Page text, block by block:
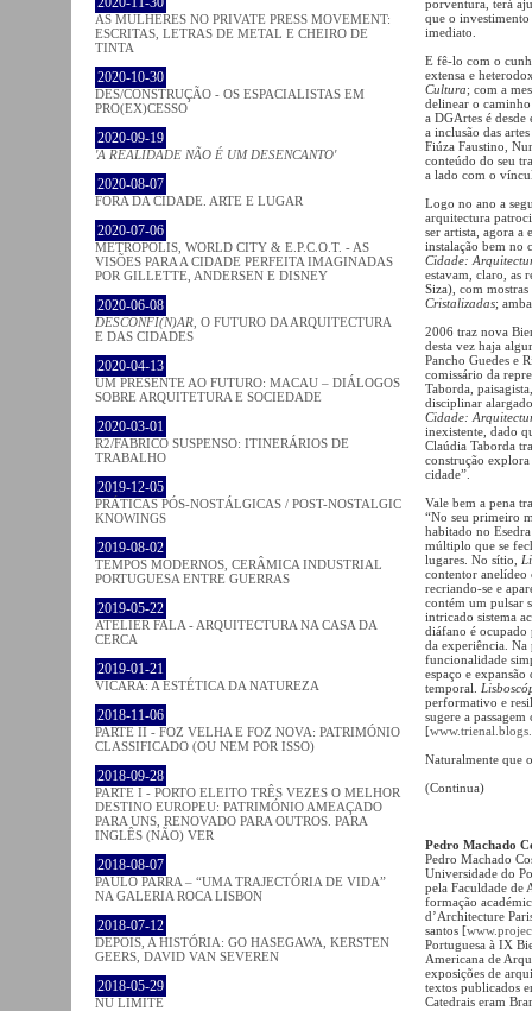
AS MULHERES NO PRIVATE PRESS MOVEMENT:
ESCRITAS, LETRAS DE METAL E CHEIRO DE
TINTA
2020-10-30
DES/CONSTRUÇÃO - OS ESPACIALISTAS EM
PRO(EX)CESSO
2020-09-19
'A REALIDADE NÃO É UM DESENCANTO'
2020-08-07
FORA DA CIDADE. ARTE E LUGAR
2020-07-06
METROPOLIS, WORLD CITY & E.P.C.O.T. - AS
VISÕES PARA A CIDADE PERFEITA IMAGINADAS
POR GILLETTE, ANDERSEN E DISNEY
2020-06-08
DESCONFI(N)AR , O FUTURO DA ARQUITECTURA
E DAS CIDADES
2020-04-13
UM PRESENTE AO FUTURO: MACAU – DIÁLOGOS
SOBRE ARQUITETURA E SOCIEDADE
2020-03-01
R2/FABRICO SUSPENSO: ITINERÁRIOS DE
TRABALHO
2019-12-05
PRÁTICAS PÓS-NOSTÁLGICAS / POST-NOSTALGIC
KNOWINGS
2019-08-02
TEMPOS MODERNOS, CERÂMICA INDUSTRIAL
PORTUGUESA ENTRE GUERRAS
2019-05-22
ATELIER FALA - ARQUITECTURA NA CASA DA
CERCA
2019-01-21
VICARA: A ESTÉTICA DA NATUREZA
2018-11-06
PARTE II - FOZ VELHA E FOZ NOVA: PATRIMÓNIO
CLASSIFICADO (OU NEM POR ISSO)
2018-09-28
PARTE I - PORTO ELEITO TRÊS VEZES O MELHOR
DESTINO EUROPEU: PATRIMÓNIO AMEAÇADO
PARA UNS, RENOVADO PARA OUTROS. PARA
INGLÊS (NÃO) VER
2018-08-07
PAULO PARRA – “UMA TRAJECTÓRIA DE VIDA”
NA GALERIA ROCA LISBON
2018-07-12
DEPOIS, A HISTÓRIA: GO HASEGAWA, KERSTEN
GEERS, DAVID VAN SEVEREN
2018-05-29
NU LIMITE
porventura, terá
que o
imediato.
E fê-lo com o
extensa e
Cultura; com a
delinear o caminho
a DGArtes é
a inclusão das
Fiúza Faustino,
conteúdo do seu
a lado com o
Logo no ano a
arquitectura
ser artista, agora a
instalação bem no
Cidade:
estavam, claro, as
Siza), com
Cristalizadas;
2006 traz nova
desta vez haja
Pancho Guedes e
comissário da
Taborda,
disciplinar
Cidade:
inexistente, dado
Claúdia Taborda
construção
cidade”.
Vale bem a pena
“No seu primeiro
habitado no
múltiplo que se
lugares. No sítio,
contentor anelídeo
recriando-se e
contém um pulsar
intricado sistema
diáfano é ocupado
da experiência. Na
funcionalidade
espaço e
temporal.
performativo e
sugere a
[
Naturalmente que
(Continua)
Pedro Machado
Pedro Machado
Universidade do
pela Faculdade de
formação
d’Architecture
santos [
Portuguesa à IX
Americana de
exposições de
textos publicados
Catedrais eram